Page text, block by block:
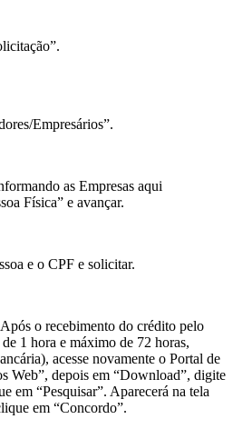
Empresários”.
as Empresas aqui
Física” e avançar.
e o CPF e solicitar.
o recebimento do crédito pelo
1 hora e máximo de 72 horas,
acesse novamente o Portal de
Web”, depois em “Download”, digite
em “Pesquisar”. Aparecerá na tela
em “Concordo”.